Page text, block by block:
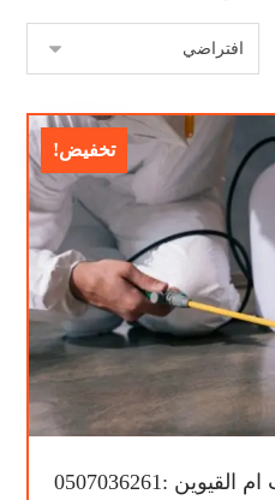
تخفيض!
:0507036261